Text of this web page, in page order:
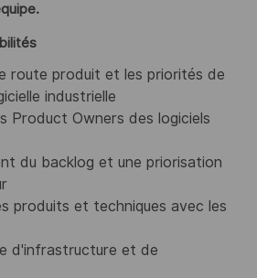
route produit et les priorités de
industrielle
Product Owners des logiciels
du backlog et une priorisation
produits et techniques avec les
d'infrastructure et de